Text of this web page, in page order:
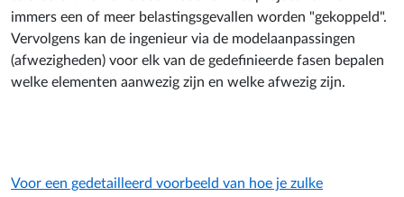
immers een of meer belastingsgevallen worden "gekoppeld".
Vervolgens kan de ingenieur via de modelaanpassingen
(afwezigheden) voor elk van de gedefinieerde fasen bepalen
welke elementen aanwezig zijn en welke afwezig zijn.
Voor een gedetailleerd voorbeeld van hoe je zulke